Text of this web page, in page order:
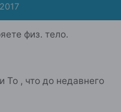
физ. тело.
То , что до недавнего